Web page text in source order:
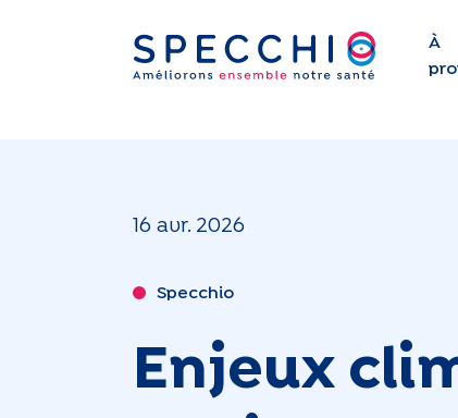
À
16 avr. 2026
Specchio
Enjeux